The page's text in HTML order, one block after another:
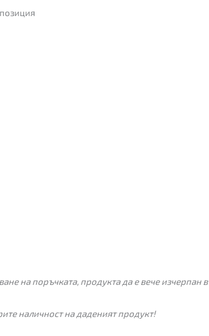
на поръчката, продукта да е вече изчерпан в
наличност на даденият продукт!